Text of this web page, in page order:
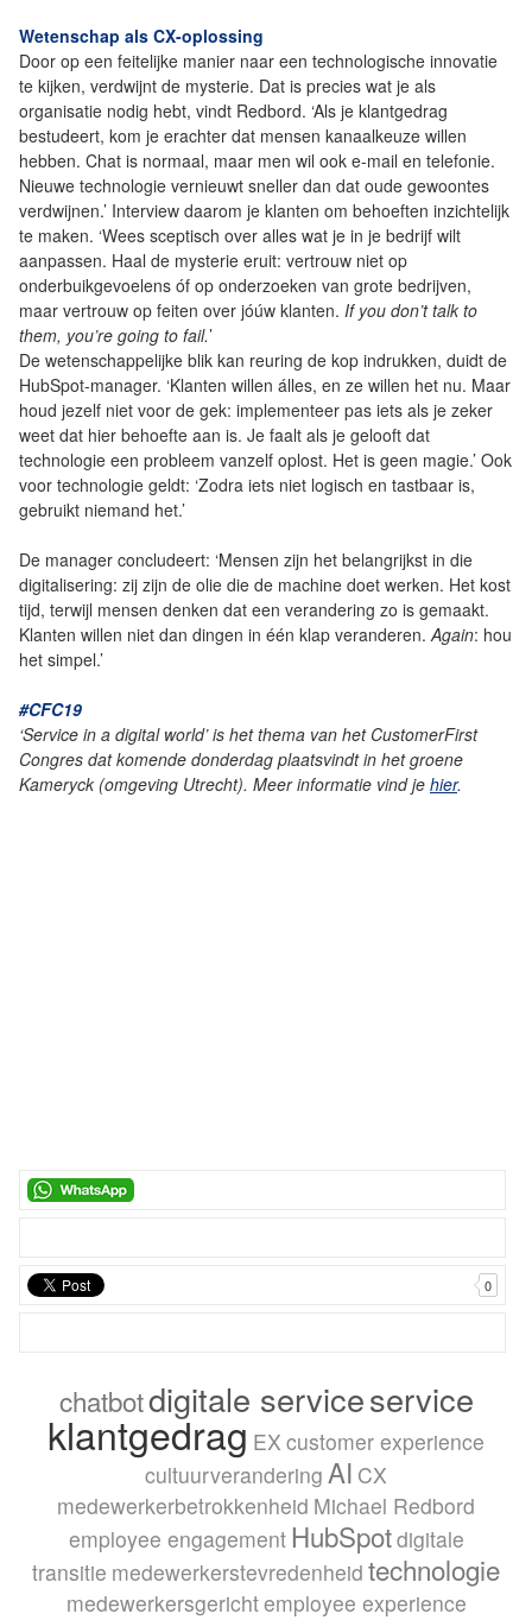
Wetenschap als CX-oplossing
Door op een feitelijke manier naar een technologische innovatie
te kijken, verdwijnt de mysterie. Dat is precies wat je als
organisatie nodig hebt, vindt Redbord. ‘Als je klantgedrag
bestudeert, kom je erachter dat mensen kanaalkeuze willen
hebben. Chat is normaal, maar men wil ook e-mail en telefonie.
Nieuwe technologie vernieuwt sneller dan dat oude gewoontes
verdwijnen.’ Interview daarom je klanten om behoeften inzichtelijk
te maken. ‘Wees sceptisch over alles wat je in je bedrijf wilt
aanpassen. Haal de mysterie eruit: vertrouw niet op
onderbuikgevoelens óf op onderzoeken van grote bedrijven,
maar vertrouw op feiten over jóúw klanten. If you don’t talk to
them, you’re going to fail.’
De wetenschappelijke blik kan reuring de kop indrukken, duidt de
HubSpot-manager. ‘Klanten willen álles, en ze willen het nu. Maar
houd jezelf niet voor de gek: implementeer pas iets als je zeker
weet dat hier behoefte aan is. Je faalt als je gelooft dat
technologie een probleem vanzelf oplost. Het is geen magie.’ Ook
voor technologie geldt: ‘Zodra iets niet logisch en tastbaar is,
gebruikt niemand het.’
De manager concludeert: ‘Mensen zijn het belangrijkst in die
digitalisering: zij zijn de olie die de machine doet werken. Het kost
tijd, terwijl mensen denken dat een verandering zo is gemaakt.
Klanten willen niet dan dingen in één klap veranderen.Again: hou
het simpel.’
#CFC19
‘Service in a digital world’ is het thema van het CustomerFirst
Congres dat komende donderdag plaatsvindt in het groene
Kameryck (omgeving Utrecht). Meer informatie vind je hier.
0
chatbotdigitale serviceservice
klantgedrag EX customer experience
cultuurverandering AI CX
medewerkerbetrokkenheid Michael Redbord
employee engagement HubSpotdigitale
transitie medewerkerstevredenheid technologie
medewerkersgerichtemployee experience